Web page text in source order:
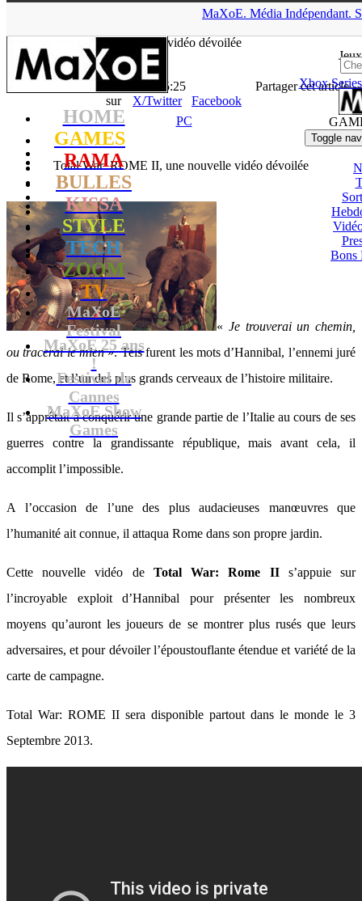
MaXoE. Média Indépendant.
HOME
GAMES
RAMA
BULLES
KISSA
STYLE
TECH
ZOOM
TV
MaXoE
Festival
MaXoE 25 ans
!
Festival de
Cannes
MaXoE Show
Games
Jeux
Xbox
Toggle
Bons
nouvelle vidéo dévoilée
- 06.08.13, 15:25
Partager cet article
sur
X/Twitter
Facebook
PC
Total War: ROME II, une nouvelle vidéo dévoilée
« Je trouverai un chemin,
ou tracerai le mien». Tels furent les mots d’Hannibal, l’ennemi juré
de Rome, et l’un des plus grands cerveaux de l’histoire militaire.
Il s’apprêtait à conquérir une grande partie de l’Italie au cours de ses
guerres contre la grandissante république, mais avant cela, il
accomplit l’impossible.
A l’occasion de l’une des plus audacieuses manœuvres que
l’humanité ait connue, il attaqua Rome dans son propre jardin.
Cette nouvelle vidéo de Total War: Rome IIs’appuie sur
l’incroyable exploit d’Hannibal pour présenter les nombreux
moyens qu’auront les joueurs de se montrer plus rusés que leurs
adversaires, et pour dévoiler l’époustouflante étendue et variété de la
carte de campagne.
Total War: ROME II sera disponible partout dans le monde le 3
Septembre 2013.